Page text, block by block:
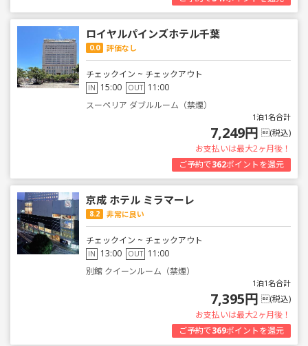
ロイヤルパインズホテル千葉
0.0 評価なし
チェックイン ~ チェックアウト
IN 15:00 OUT 11:00
スーペリア ダブルルーム（禁煙）
1泊1名合計
7,249円 (税込)
お支払いは最大2ヶ月後！
ご予約で362ポイントを還元
京成 ホテル ミラマーレ
8.2 非常に良い
チェックイン ~ チェックアウト
IN 13:00 OUT 11:00
別館 クイーンルーム（禁煙）
1泊1名合計
7,395円 (税込)
お支払いは最大2ヶ月後！
ご予約で369ポイントを還元